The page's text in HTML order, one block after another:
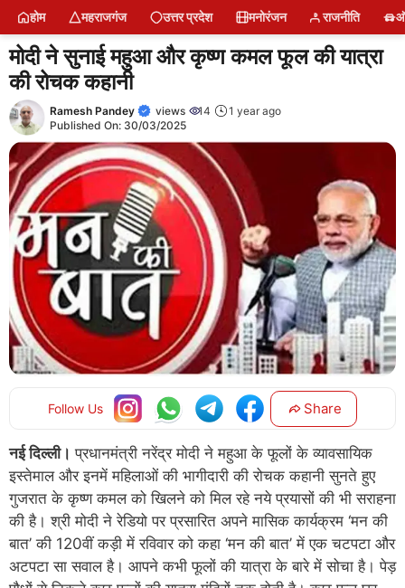
Skip
content
होम महराजगंज उत्तर प्रदेश मनोरंजन राजनीति
मोदी ने सुनाई महुआ और कृष्ण कमल फूल की यात्रा
की रोचक कहानी
Ramesh Pandey views 14
1 year ago
Published On: 30/03/2025
Follow Us Share
नई दिल्ली। प्रधानमंत्री नरेंद्र मोदी ने महुआ के फूलों के व्यावसायिक
इस्तेमाल और इनमें महिलाओं की भागीदारी की रोचक कहानी सुनते हुए
गुजरात के कृष्ण कमल को खिलने को मिल रहे नये प्रयासों की भी सराहना
की है। श्री मोदी ने रेडियो पर प्रसारित अपने मासिक कार्यक्रम ‘मन की
बात’ की 120वीं कड़ी में रविवार को कहा ‘मन की बात’ में एक चटपटा और
अटपटा सा सवाल है। आपने कभी फूलों की यात्रा के बारे में सोचा है। पेड़